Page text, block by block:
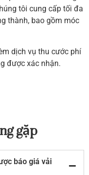
tôi cung cấp tối đa
thành, bao gồm móc
dịch vụ thu cước phí
được xác nhận.
gặp
báo giá vải